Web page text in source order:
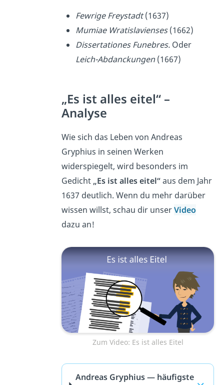
Fewrige Freystadt(1637)
Mumiae Wratislavienses(1662)
Dissertationes Funebres. Oder
Leich-Abdanckungen (1667)
„Es ist alles eitel“ –
Analyse
Wie sich das Leben von Andreas
Gryphius in seinen Werken
widerspiegelt, wird besonders im
Gedicht „Es ist alles eitel“aus dem Jahr
1637 deutlich. Wenn du mehr darüber
wissen willst, schau dir unserVideo
dazu an!
Zum Video: Es ist alles Eitel
Andreas Gryphius — häufigste